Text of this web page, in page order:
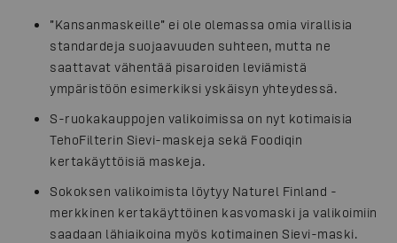
”Kansanmaskeille” ei ole olemassa omia virallisia
standardeja suojaavuuden suhteen, mutta ne
saattavat vähentää pisaroiden leviämistä
ympäristöön esimerkiksi yskäisyn yhteydessä.
S-ruokakauppojen valikoimissa on nyt kotimaisia
TehoFilterin Sievi-maskeja sekä Foodiqin
kertakäyttöisiä maskeja.
Sokoksen valikoimista löytyy Naturel Finland -
merkkinen kertakäyttöinen kasvomaski ja valikoimiin
saadaan lähiaikoina myös kotimainen Sievi-maski.